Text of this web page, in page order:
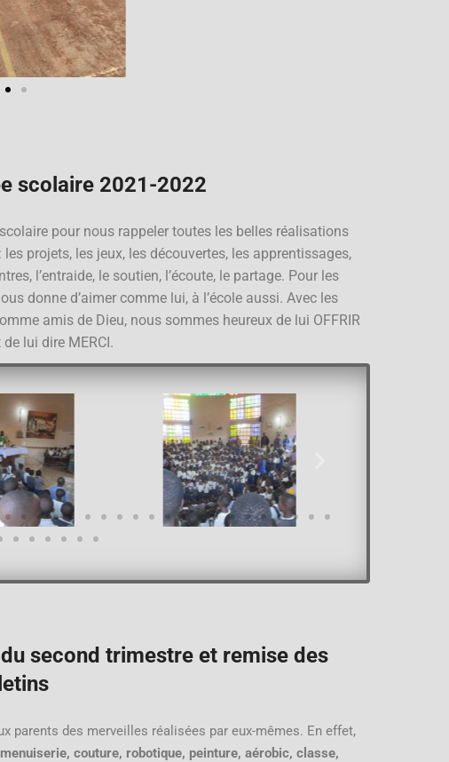
scolaire 2021-2022
pour nous rappeler toutes les belles réalisations
projets, les jeux, les découvertes, les apprentissages,
l’entraide, le soutien, l’écoute, le partage. Pour les
donne d’aimer comme lui, à l’école aussi. Avec les
amis de Dieu, nous sommes heureux de lui OFFRIR
lui dire MERCI.
second trimestre et remise des
parents des merveilles réalisées par eux-mêmes. En effet,
couture, robotique, peinture, aérobic, classe,